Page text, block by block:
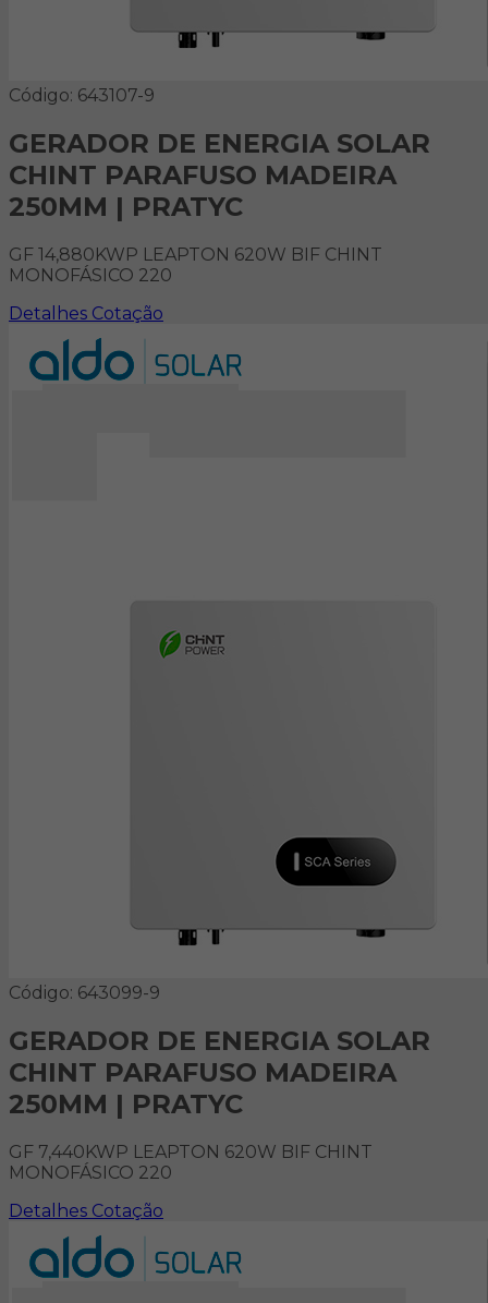
Código: 643107-9
GERADOR DE ENERGIA SOLAR
CHINT PARAFUSO MADEIRA
250MM | PRATYC
GF 14,880KWP LEAPTON 620W BIF CHINT
MONOFÁSICO 220
Detalhes Cotação
Código: 643099-9
GERADOR DE ENERGIA SOLAR
CHINT PARAFUSO MADEIRA
250MM | PRATYC
GF 7,440KWP LEAPTON 620W BIF CHINT
MONOFÁSICO 220
Detalhes Cotação